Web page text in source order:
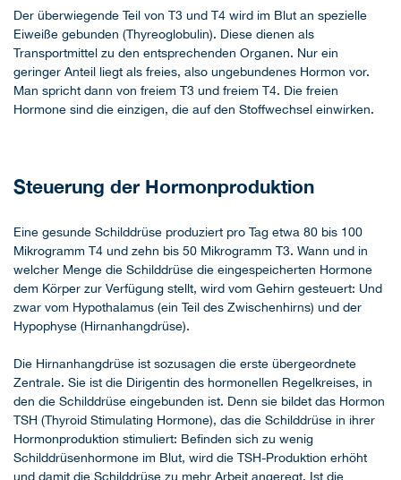
Der überwiegende Teil von T3 und T4 wird im Blut an spezielle
Eiweiße gebunden (Thyreoglobulin). Diese dienen als
Transportmittel zu den entsprechenden Organen. Nur ein
geringer Anteil liegt als freies, also ungebundenes Hormon vor.
Man spricht dann von freiem T3 und freiem T4. Die freien
Hormone sind die einzigen, die auf den Stoffwechsel einwirken.
Steuerung der Hormonproduktion
Eine gesunde Schilddrüse produziert pro Tag etwa 80 bis 100
Mikrogramm T4 und zehn bis 50 Mikrogramm T3. Wann und in
welcher Menge die Schilddrüse die eingespeicherten Hormone
dem Körper zur Verfügung stellt, wird vom Gehirn gesteuert: Und
zwar vom Hypothalamus (ein Teil des Zwischenhirns) und der
Hypophyse (Hirnanhangdrüse).
Die Hirnanhangdrüse ist sozusagen die erste übergeordnete
Zentrale. Sie ist die Dirigentin des hormonellen Regelkreises, in
den die Schilddrüse eingebunden ist. Denn sie bildet das Hormon
TSH (Thyroid Stimulating Hormone), das die Schilddrüse in ihrer
Hormonproduktion stimuliert: Befinden sich zu wenig
Schilddrüsenhormone im Blut, wird die TSH-Produktion erhöht
und damit die Schilddrüse zu mehr Arbeit angeregt. Ist die